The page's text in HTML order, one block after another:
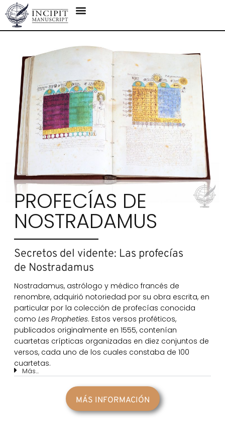
PROFECÍAS DE
NOSTRADAMUS
Secretos del vidente: Las profecías
de Nostradamus
Nostradamus, astrólogo y médico francés de
renombre, adquirió notoriedad por su obra escrita, en
particular por la colección de profecías conocida
comoLes Propheties. Estos versos proféticos,
publicados originalmente en 1555, contenían
cuartetas crípticas organizadas en diez conjuntos de
versos, cada uno de los cuales constaba de 100
cuartetas.
Más...
MÁS INFORMACIÓN